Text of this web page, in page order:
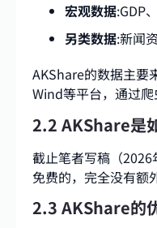
宏观数据:GDP
另类数据:新闻
AKShare的数据主要
Wind等平台，通过爬
2.2 AKShare是
截止笔者写稿（
免费的，完全没有额
2.3 AKShare的